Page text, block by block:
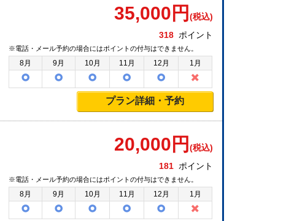
35,000 円 (税込)
318 ポイント
※電話・メール予約の場合にはポイントの付与はできません。
8月 9月 10月 11月 12月 1月
プラン詳細・予約
20,000 円 (税込)
181 ポイント
※電話・メール予約の場合にはポイントの付与はできません。
8月 9月 10月 11月 12月 1月